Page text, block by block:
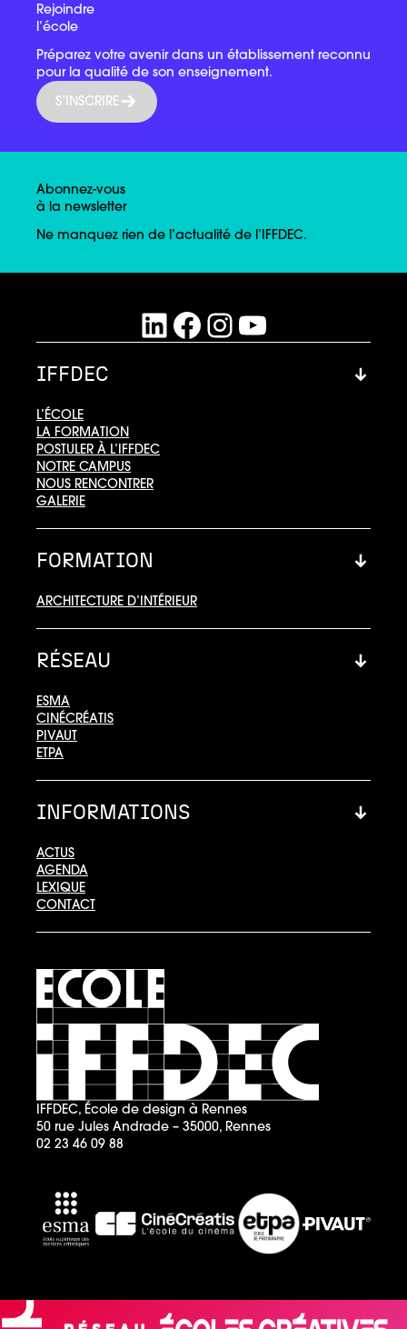
Rejoindre
l’école
Préparez votre avenir dans un établissement reconnu
pour la qualité de son enseignement.
S’INSCRIRE
Abonnez-vous
à la newsletter
Ne manquez rien de l’actualité de l’IFFDEC.
LinkedIn
Facebook
Instagram
YouTube
IFFDEC
L’ÉCOLE
LA FORMATION
POSTULER À L’IFFDEC
NOTRE CAMPUS
NOUS RENCONTRER
GALERIE
FORMATION
ARCHITECTURE D’INTÉRIEUR
RÉSEAU
ESMA
CINÉCRÉATIS
PIVAUT
ETPA
INFORMATIONS
ACTUS
AGENDA
LEXIQUE
CONTACT
IFFDEC, École de design à Rennes
50 rue Jules Andrade – 35000, Rennes
02 23 46 09 88